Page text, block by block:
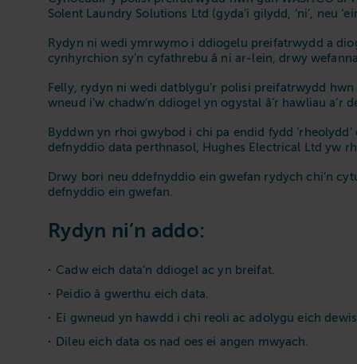
Solent Laundry Solutions Ltd (gyda’i gilydd, ‘ni’, neu
Rydyn ni wedi ymrwymo i ddiogelu preifatrwydd a
cynhyrchion sy’n cyfathrebu â ni ar-lein, drwy
Felly, rydyn ni wedi datblygu’r polisi preifatrwydd
wneud i’w chadw’n ddiogel yn ogystal â’r hawliau
Byddwn yn rhoi gwybod i chi pa endid fydd
defnyddio data perthnasol, Hughes Electrical Ltd yw
Drwy bori neu ddefnyddio ein gwefan rydych chi’n
defnyddio ein gwefan.
Rydyn ni’n addo:
Cadw eich data’n ddiogel ac yn breifat.
Peidio â gwerthu eich data.
Ei gwneud yn hawdd i chi reoli ac adolygu eich
Dileu eich data os nad oes ei angen mwyach.